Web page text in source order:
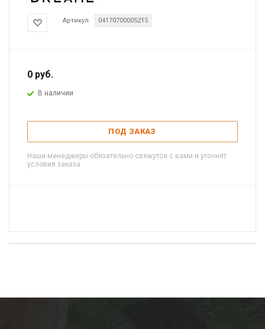
Артикул 04170700005215
0 руб.
В наличии
ПОД ЗАКАЗ
Наши менеджеры обязательно свяжутся с вами и уточнят
условия заказа